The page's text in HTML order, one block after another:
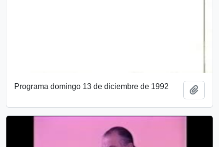
Programa domingo 13 de diciembre de 1992